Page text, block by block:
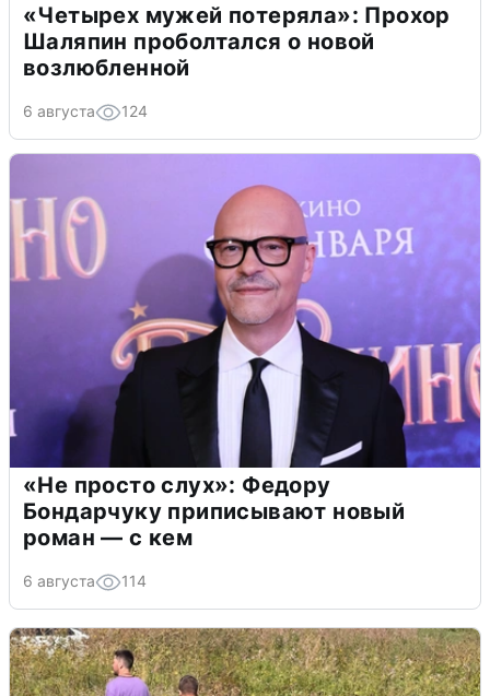
«Четырех мужей потеряла»: Прохор
Шаляпин проболтался о новой
возлюбленной
6 августа 124
«Не просто слух»: Федору
Бондарчуку приписывают новый
роман — с кем
6 августа 114